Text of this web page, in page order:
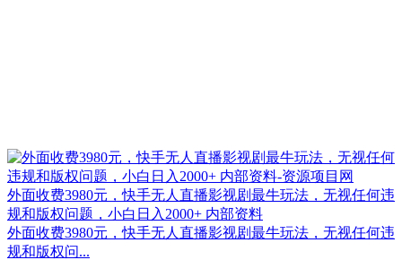
外面收费3980元，快手无人直播影视剧最牛玩法，无视任何违
规和版权问题，小白日入2000+ 内部资料
外面收费3980元，快手无人直播影视剧最牛玩法，无视任何违
规和版权问...